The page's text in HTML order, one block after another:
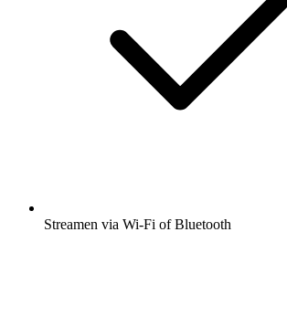
Streamen via Wi-Fi of Bluetooth